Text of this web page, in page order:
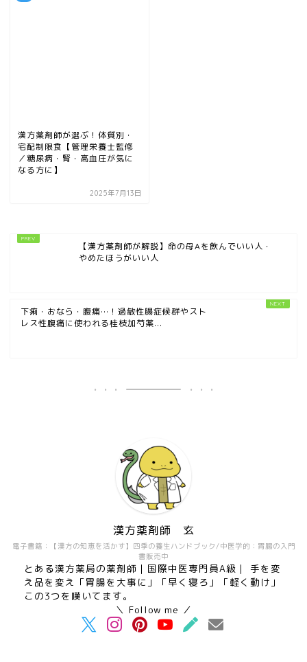
漢方薬剤師が選ぶ！体質別・
宅配制限食【管理栄養士監修
／糖尿病・腎・高血圧が気に
なる方に】
2025年7月13日
【漢方薬剤師が解説】命の母Aを飲んでいい人・
やめたほうがいい人
下痢・おなら・腹痛…！過敏性腸症候群やスト
レス性腹痛に使われる桂枝加芍薬...
電子書籍：【漢方の知恵を活かす】四季の養生ハンドブック/中医学的：胃腸の入門
書販売中
漢方薬剤師 玄
とある漢方薬局の薬剤師｜国際中医専門員A級｜ 手を変
え品を変え「胃腸を大事に」「早く寝ろ」「軽く動け」
この3つを嘆いてます。
＼ Follow me ／